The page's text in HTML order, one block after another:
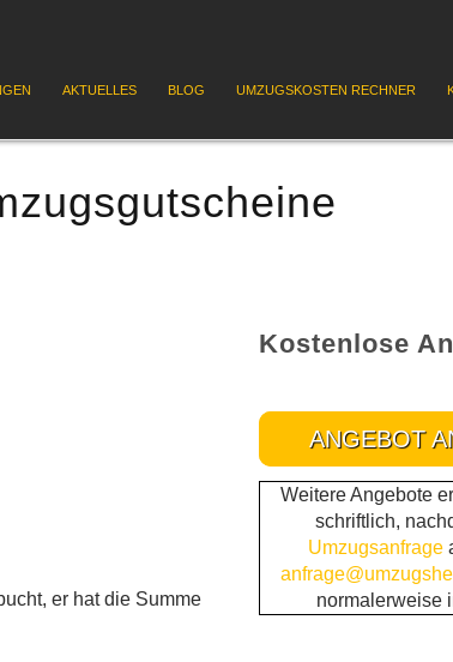
AKTUELLES BLOG UMZUGSKOSTEN RECHNER
er hat die Summe
Kostenlose
ANGEBOT
Weitere Angebote
schriftlich,
Umzugsanfrage
normalerweise